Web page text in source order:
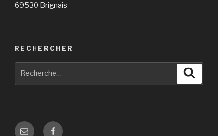
69530 Brignais
RECHERCHER
E-
Facebook